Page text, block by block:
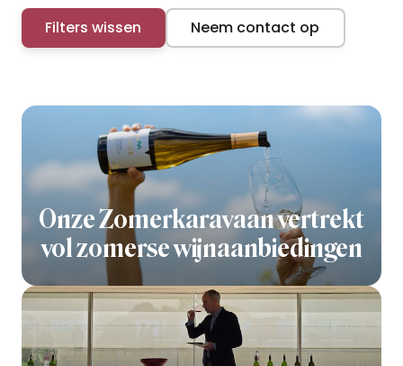
Filters wissen Neem contact op
Onze Zomerkaravaan vertrekt
vol zomerse wijnaanbiedingen